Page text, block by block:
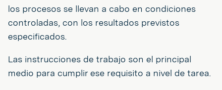
los procesos se llevan a cabo en condiciones
controladas, con los resultados previstos
especificados.
Las instrucciones de trabajo son el principal
medio para cumplir ese requisito a nivel de tarea.